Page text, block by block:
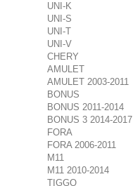
UNI-K
UNI-S
UNI-T
UNI-V
CHERY
AMULET
AMULET 2003-2011
BONUS
BONUS 2011-2014
BONUS 3 2014-2017
FORA
FORA 2006-2011
M11
M11 2010-2014
TIGGO